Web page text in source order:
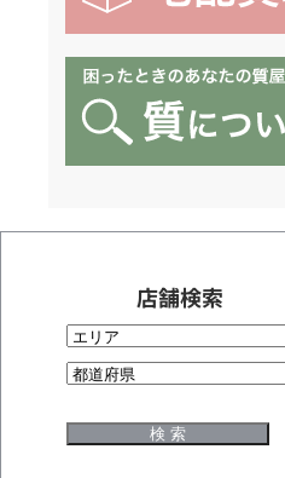
店舗検索